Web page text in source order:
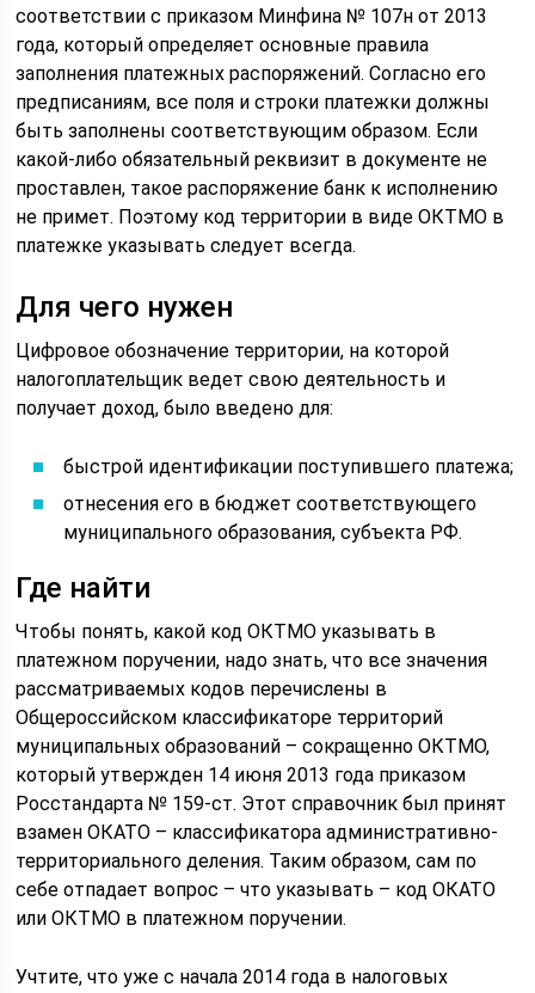
соответствии с приказом Минфина № 107н от 2013
года, который определяет основные правила
заполнения платежных распоряжений. Согласно его
предписаниям, все поля и строки платежки должны
быть заполнены соответствующим образом. Если
какой-либо обязательный реквизит в документе не
проставлен, такое распоряжение банк к исполнению
не примет. Поэтому код территории в виде ОКТМО в
платежке указывать следует всегда.
Для чего нужен
Цифровое обозначение территории, на которой
налогоплательщик ведет свою деятельность и
получает доход, было введено для:
быстрой идентификации поступившего платежа;
отнесения его в бюджет соответствующего
муниципального образования, субъекта РФ.
Где найти
Чтобы понять, какой код ОКТМО указывать в
платежном поручении, надо знать, что все значения
рассматриваемых кодов перечислены в
Общероссийском классификаторе территорий
муниципальных образований – сокращенно ОКТМО,
который утвержден 14 июня 2013 года приказом
Росстандарта № 159-ст. Этот справочник был принят
взамен ОКАТО – классификатора административно-
территориального деления. Таким образом, сам по
себе отпадает вопрос – что указывать – код ОКАТО
или ОКТМО в платежном поручении.
Учтите, что уже с начала 2014 года в налоговых